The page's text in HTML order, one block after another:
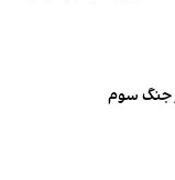
جنگ سوم